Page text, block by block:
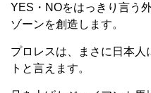
YES・NOをはっきり言う
ゾーンを創造します。
プロレスは、まさに日本
トと言えます。